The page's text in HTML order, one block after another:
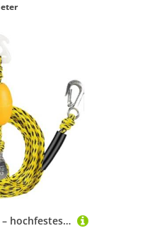
Ski-Abschleppseil – hochfestes Rohrgeschirr, Schnellverbindungsseil | Abschleppgeschirr für 4 Personen für Boote und -Skis, Abenteuer im Freien